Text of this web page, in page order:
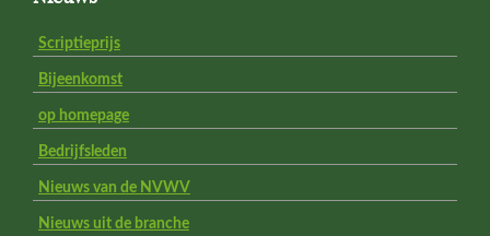
Scriptieprijs
Bijeenkomst
op homepage
Bedrijfsleden
Nieuws van de NVWV
Nieuws uit de branche